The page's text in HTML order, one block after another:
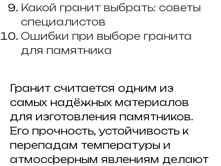
Какой гранит выбрать: советы
специалистов
Ошибки при выборе гранита
для памятника
Гранит считается одним из
самых надёжных материалов
для изготовления памятников.
Его прочность, устойчивость к
перепадам температуры и
атмосферным явлениям делают